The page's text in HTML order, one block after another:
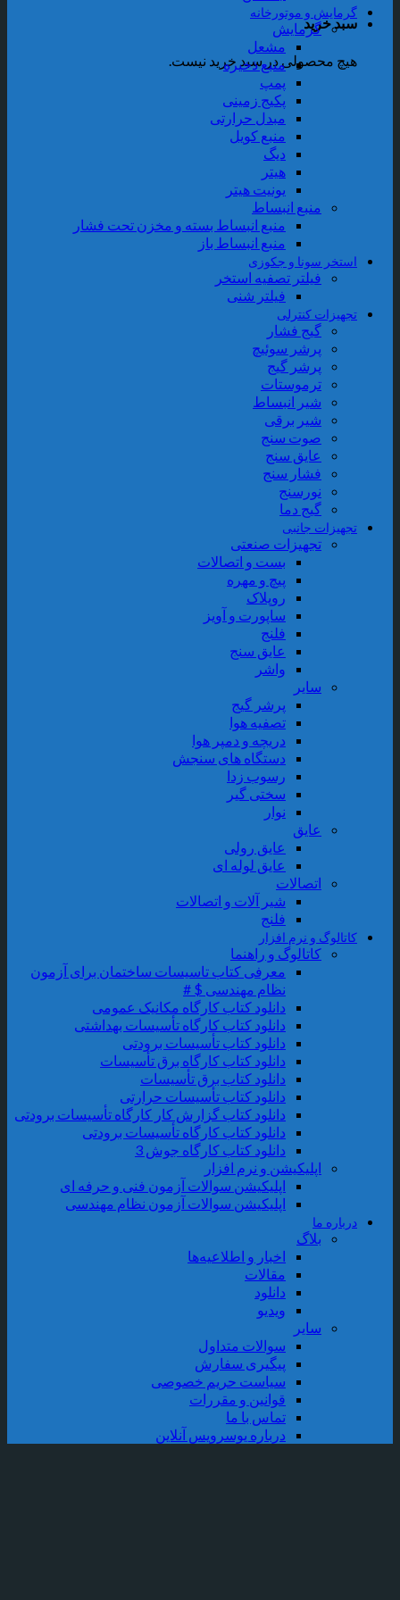
خرید
محصولی در سبد خرید نیست.
و موتورخانه
گرمایش
مشعل
منبع ذخیره
پکیج زمینی
مبدل حرارتی
منبع کویل
یونیت هیتر
منبع انبساط
منبع انبساط بسته و مخزن تحت فشار
منبع انبساط باز
سونا و جکوزی
فیلتر تصفیه استخر
فیلتر شنی
کنترلی
گیج فشار
پرشر سوئیچ
پرشر گیج
ترموستات
شیر انبساط
شیر برقی
صوت سنج
عایق سنج
فشار سنج
نورسنج
گیج دما
جانبی
تجهیزات صنعتی
بست و اتصالات
پیچ و مهره
روپلاک
ساپورت و آویز
عایق سنج
واشر
پرشر گیج
تصفیه هوا
دریچه و دمپر هوا
دستگاه های سنجش
رسوب زدا
سختی گیر
عایق رولی
عایق لوله ای
اتصالات
شیر آلات و اتصالات
و نرم افزار
کاتالوگ و راهنما
معرفی کتاب تاسیسات ساختمان برای آزمون
نظام مهندسی $ #
دانلود کتاب کارگاه مکانیک عمومی
دانلود کتاب کارگاه تأسیسات بهداشتی
دانلود کتاب تأسیسات برودتی
دانلود کتاب کارگاه برق تأسیسات
دانلود کتاب برق تأسیسات
دانلود کتاب تأسیسات حرارتی
دانلود کتاب گزارش کار کارگاه تأسیسات برودتی
دانلود کتاب کارگاه تأسیسات برودتی
دانلود کتاب کارگاه جوش 3
اپلیکیشن و نرم افزار
اپلیکیشن سوالات آزمون فنی و حرفه ای
اپلیکیشن سوالات آزمون نظام مهندسی
ما
اخبار و اطلاعیه‌ها
مقالات
دانلود
سوالات متداول
پیگیری سفارش
سیاست حریم خصوصی
قوانین و مقررات
تماس با ما
درباره یوسرویس آنلاین